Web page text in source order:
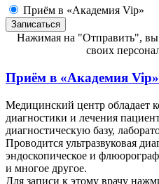
Приём в «Академия Vip»
Нажимая на "Отправить", вы
своих
Приём в «Академия Vip»
Медицинский центр обладает
диагностики и лечения
диагностическую базу,
Проводится ультразвуковая
эндоскопическое и
и многое другое.
Для записи к этому врачу